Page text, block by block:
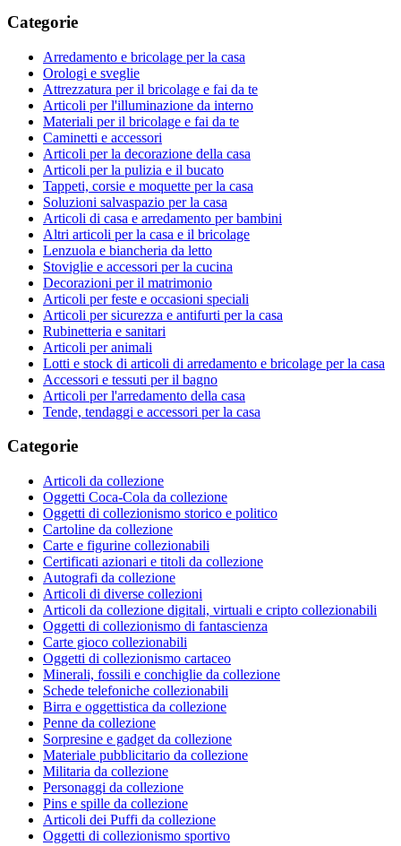
Categorie
Arredamento e bricolage per la casa
Orologi e sveglie
Attrezzatura per il bricolage e fai da te
Articoli per l'illuminazione da interno
Materiali per il bricolage e fai da te
Caminetti e accessori
Articoli per la decorazione della casa
Articoli per la pulizia e il bucato
Tappeti, corsie e moquette per la casa
Soluzioni salvaspazio per la casa
Articoli di casa e arredamento per bambini
Altri articoli per la casa e il bricolage
Lenzuola e biancheria da letto
Stoviglie e accessori per la cucina
Decorazioni per il matrimonio
Articoli per feste e occasioni speciali
Articoli per sicurezza e antifurti per la casa
Rubinetteria e sanitari
Articoli per animali
Lotti e stock di articoli di arredamento e bricolage per la casa
Accessori e tessuti per il bagno
Articoli per l'arredamento della casa
Tende, tendaggi e accessori per la casa
Categorie
Articoli da collezione
Oggetti Coca-Cola da collezione
Oggetti di collezionismo storico e politico
Cartoline da collezione
Carte e figurine collezionabili
Certificati azionari e titoli da collezione
Autografi da collezione
Articoli di diverse collezioni
Articoli da collezione digitali, virtuali e cripto collezionabili
Oggetti di collezionismo di fantascienza
Carte gioco collezionabili
Oggetti di collezionismo cartaceo
Minerali, fossili e conchiglie da collezione
Schede telefoniche collezionabili
Birra e oggettistica da collezione
Penne da collezione
Sorpresine e gadget da collezione
Materiale pubblicitario da collezione
Militaria da collezione
Personaggi da collezione
Pins e spille da collezione
Articoli dei Puffi da collezione
Oggetti di collezionismo sportivo